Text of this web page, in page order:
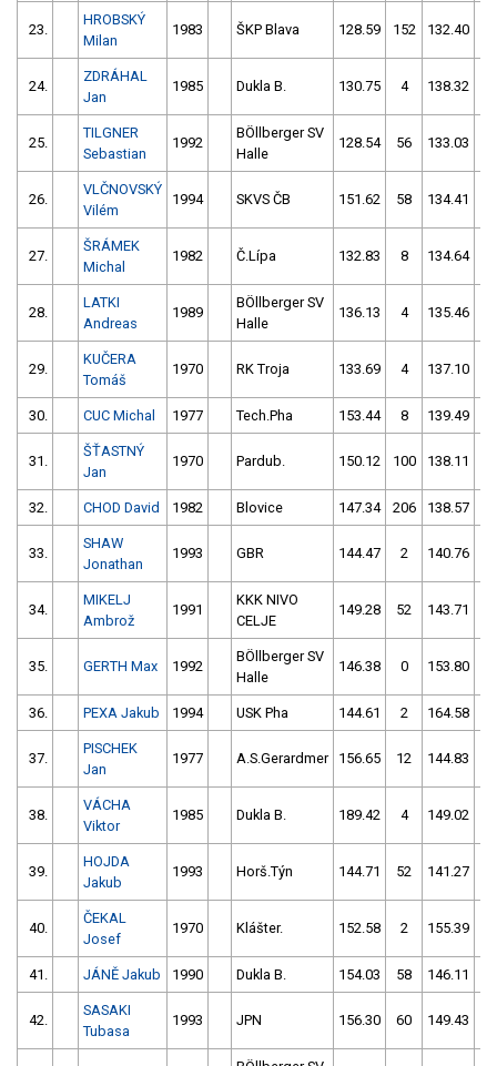
23.
HROBSKÝ
Milan
1983 ŠKP Blava 128.59 152 132.40
24.
ZDRÁHAL
Jan
1985 Dukla B. 130.75 4 138.32
25.
TILGNER
Sebastian
1992
BÖllberger SV
Halle
128.54 56 133.03
26.
VLČNOVSKÝ
Vilém
1994 SKVS ČB 151.62 58 134.41
27.
ŠRÁMEK
Michal
1982 Č.Lípa 132.83 8 134.64
28.
LATKI
Andreas
1989
BÖllberger SV
Halle
136.13 4 135.46
29.
KUČERA
Tomáš
1970 RK Troja 133.69 4 137.10
30. CUC Michal 1977 Tech.Pha 153.44 8 139.49
31.
ŠŤASTNÝ
Jan
1970 Pardub. 150.12 100 138.11
32. CHOD David 1982 Blovice 147.34 206 138.57
33.
SHAW
Jonathan
1993 GBR 144.47 2 140.76
34.
MIKELJ
Ambrož
1991
KKK NIVO
CELJE
149.28 52 143.71
35. GERTH Max 1992
BÖllberger SV
Halle
146.38 0 153.80
36. PEXA Jakub 1994 USK Pha 144.61 2 164.58
37.
PISCHEK
Jan
1977 A.S.Gerardmer 156.65 12 144.83
38.
VÁCHA
Viktor
1985 Dukla B. 189.42 4 149.02
39.
HOJDA
Jakub
1993 Horš.Týn 144.71 52 141.27
40.
ČEKAL
Josef
1970 Klášter. 152.58 2 155.39
41. JÁNĚ Jakub 1990 Dukla B. 154.03 58 146.11
42.
SASAKI
Tubasa
1993 JPN 156.30 60 149.43